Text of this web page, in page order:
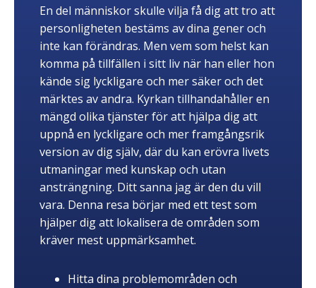
En del människor skulle vilja få dig att tro att
personligheten bestäms av dina gener och
inte kan förändras. Men vem som helst kan
komma på tillfällen i sitt liv när han eller hon
kände sig lyckligare och mer säker och det
märktes av andra. Kyrkan tillhandahåller en
mängd olika tjänster för att hjälpa dig att
uppnå en lyckligare och mer framgångsrik
version av dig själv, där du kan erövra livets
utmaningar med kunskap och utan
ansträngning. Ditt sanna jag är den du vill
vara. Denna resa börjar med ett test som
hjälper dig att lokalisera de områden som
kräver mest uppmärksamhet.
Hitta dina problemområden och